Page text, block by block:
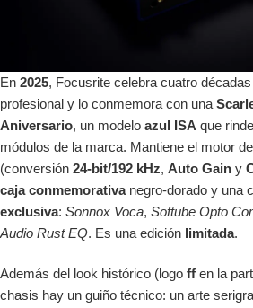
En 2025, Focusrite celebra cuatro
profesional y lo conmemora con una
Aniversario, un modelo azul ISA que
módulos de la marca. Mantiene el motor
(conversión 24-bit/192 kHz, Auto Gain y
caja conmemorativanegro-dorado y una
exclusiva: Sonnox Voca, Softube Opto
Audio Rust EQ. Es una edición limitada.
Además del look histórico (logo ff en la
chasis hay un guiño técnico: un arte